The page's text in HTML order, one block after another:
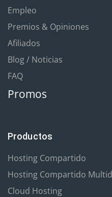
Empleo
Premios & Opiniones
Afiliados
Blog / Noticias
FAQ
Promos
Productos
Hosting Compartido
Hosting Compartido
Cloud Hosting